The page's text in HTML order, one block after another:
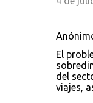
El
del
viajes,